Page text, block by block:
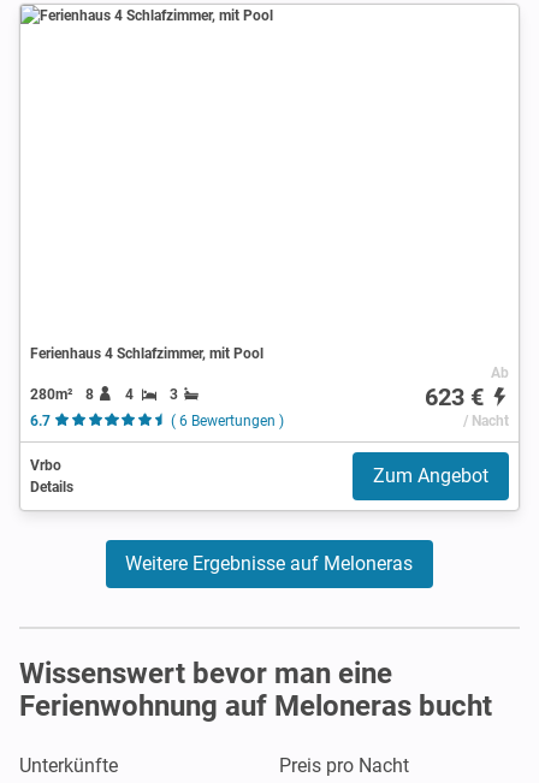
Ferienhaus 4 Schlafzimmer, mit Pool
280m² 8 4
3
6.7
( 6 Bewertungen )
Ab
623 €
/ Nacht
Vrbo
Details
Zum Angebot
Weitere Ergebnisse auf Meloneras
Wissenswert bevor man eine
Ferienwohnung auf Meloneras bucht
Unterkünfte Preis pro Nacht